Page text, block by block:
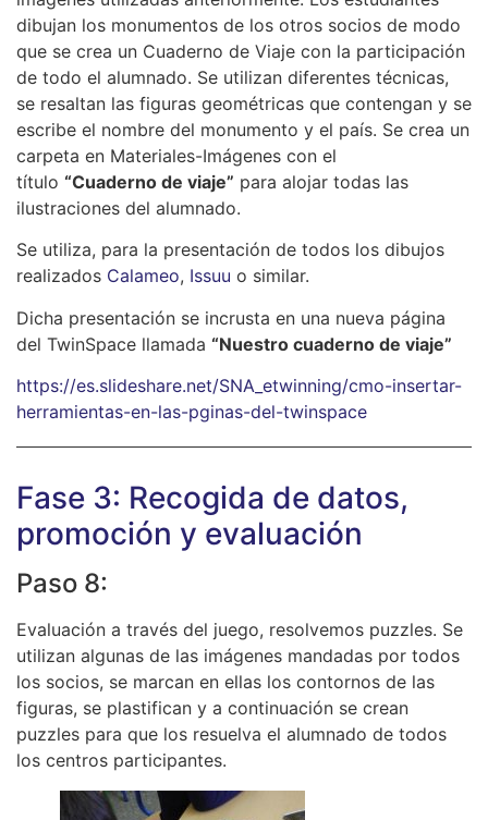
dibujan los monumentos de los otros socios de modo
que se crea un Cuaderno de Viaje con la participación
de todo el alumnado. Se utilizan diferentes técnicas,
se resaltan las figuras geométricas que contengan y se
escribe el nombre del monumento y el país. Se crea un
carpeta en Materiales-Imágenes con el
título “Cuaderno de viaje” para alojar todas las
ilustraciones del alumnado.
Se utiliza, para la presentación de todos los dibujos
realizados Calameo, Issuu o similar.
Dicha presentación se incrusta en una nueva página
del TwinSpace llamada “Nuestro cuaderno de viaje”
https://es.slideshare.net/SNA_etwinning/cmo-insertar-
herramientas-en-las-pginas-del-twinspace
Fase 3: Recogida de datos,
promoción y evaluación
Paso 8:
Evaluación a través del juego, resolvemos puzzles. Se
utilizan algunas de las imágenes mandadas por todos
los socios, se marcan en ellas los contornos de las
figuras, se plastifican y a continuación se crean
puzzles para que los resuelva el alumnado de todos
los centros participantes.